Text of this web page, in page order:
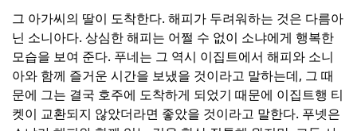
그 아가씨의 딸이 도착한다. 해피가 두려워하는 것은 다름아
닌 소니아다. 상심한 해피는 어쩔 수 없이 소냐에게 행복한
모습을 보여 준다. 푸네는 그 역시 이집트에서 해피와 소니
아와 함께 즐거운 시간을 보냈을 것이라고 말하는데, 그 때
문에 그는 결국 호주에 도착하게 되었기 때문에 이집트행 티
켓이 교환되지 않았더라면 좋았을 것이라고 말한다. 푸넷은